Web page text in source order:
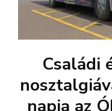
Családi
napja az